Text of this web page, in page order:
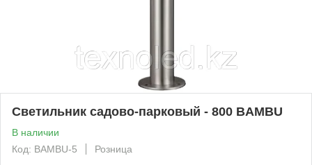
Светильник садово-парковый - 800 BAMBU
В наличии
Код: BAMBU-5
Розница